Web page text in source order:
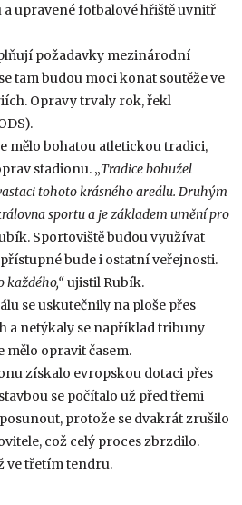
upravené fotbalové hřiště uvnitř
požadavky mezinárodní
tam budou moci konat soutěže ve
Opravy trvaly rok, řekl
mělo bohatou atletickou tradici,
stadionu. „Tradice bohužel
tohoto krásného areálu. Druhým
sportu a je základem umění pro
Sportoviště budou využívat
bude i ostatní veřejnosti.
každého,“ujistil Rubík.
se uskutečnily na ploše přes
a netýkaly se například tribuny
mělo opravit časem.
získalo evropskou dotaci přes
se počítalo už před třemi
protože se dvakrát zrušilo
což celý proces zbrzdilo.
ve třetím tendru.